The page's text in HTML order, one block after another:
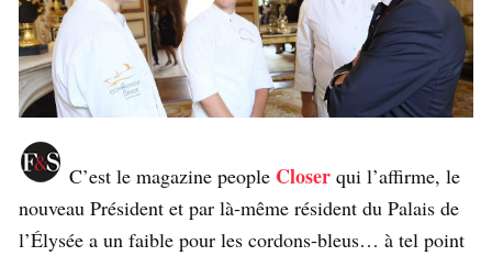
C’est le magazine people Closer qui l’affirme, le
nouveau Président et par là-même résident du Palais de
l’Élysée a un faible pour les cordons-bleus… à tel point